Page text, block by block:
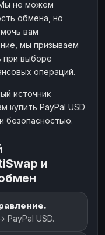
не можем
обмена, но
вам
мы призываем
при выборе
операций.
источник
купить PayPal USD
безопасностью.
и
PayPal USD.